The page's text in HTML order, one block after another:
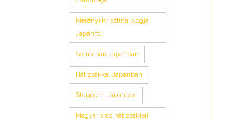
Merényi Krisztina blogja
Japánról
Soma-san Japánban
Hátizsákkal Japánban
Stoppolni Japánban
Magyar srác hátizsákkal